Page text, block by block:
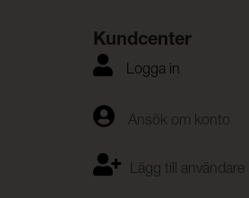
Kundcenter
Logga in
Ansök om konto
Lägg till användare